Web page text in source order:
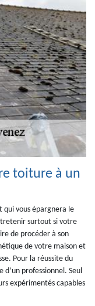
toiture à un
qui vous épargnera le
surtout si votre
de procéder à son
de votre maison et
Pour la réussite du
professionnel. Seul
expérimentés capables